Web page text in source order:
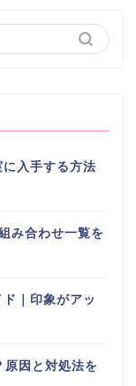
入手する方法
み合わせ一覧を
｜印象がアッ
因と対処法を